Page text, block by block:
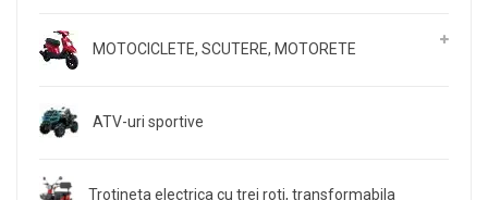
MOTOCICLETE, SCUTERE, MOTORETE
ATV-uri sportive
Trotineta electrica cu trei roti, transformabila